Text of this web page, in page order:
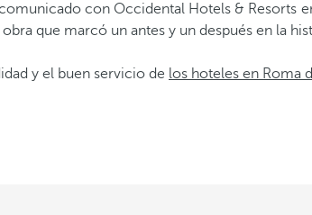
con Occidental Hotels & Resorts
que marcó un antes y un después en la
y el buen servicio de los hoteles en Roma